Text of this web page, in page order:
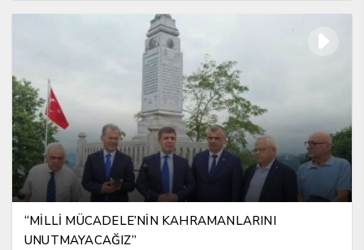
“MİLLİ MÜCADELE’NİN KAHRAMANLARINI
UNUTMAYACAĞIZ”